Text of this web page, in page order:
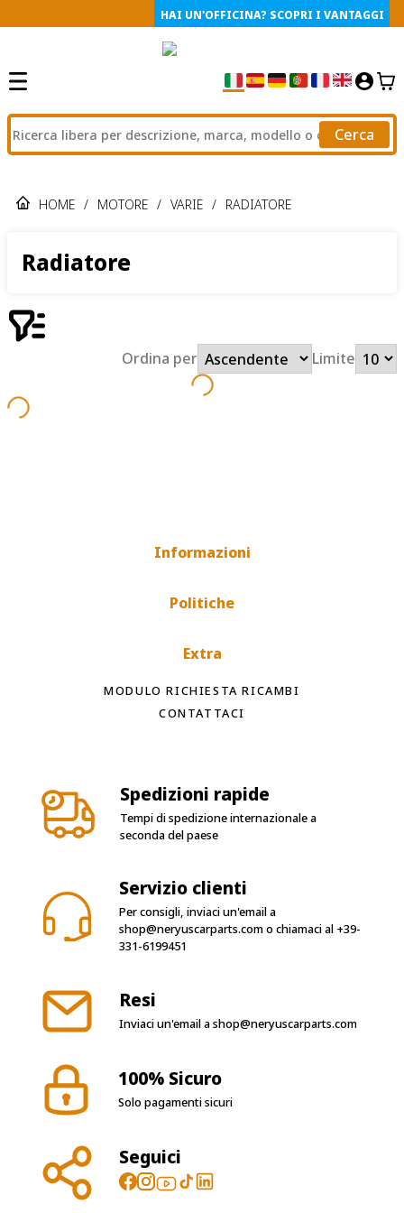
HAI UN'OFFICINA? SCOPRI I VANTAGGI
Cerca
HOME / MOTORE / VARIE / RADIATORE
Radiatore
Ordina per Limite
Informazioni
Politiche
Extra
MODULO RICHIESTA RICAMBI
CONTATTACI
Spedizioni rapide
Tempi di spedizione internazionale a
seconda del paese
Servizio clienti
Per consigli, inviaci un'email a
shop@neryuscarparts.como chiamaci al +39-
331-6199451
Resi
Inviaci un'email ashop@neryuscarparts.com
100% Sicuro
Solo pagamenti sicuri
Seguici